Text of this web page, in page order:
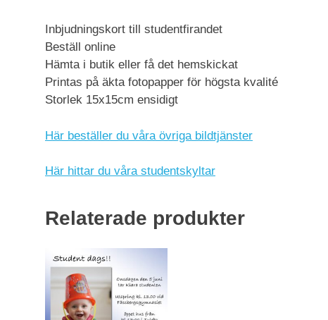
Inbjudningskort till studentfirandet
Beställ online
Hämta i butik eller få det hemskickat
Printas på äkta fotopapper för högsta kvalité
Storlek 15x15cm ensidigt
Här beställer du våra övriga bildtjänster
Här hittar du våra studentskyltar
Relaterade produkter